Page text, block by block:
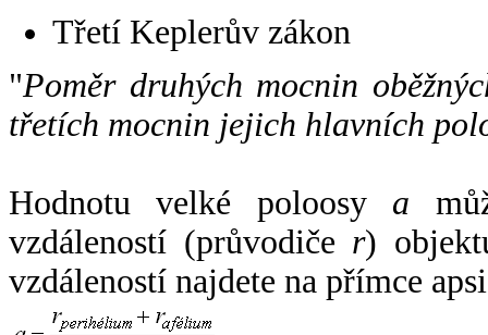
Třetí Keplerův zákon
"Poměr druhých mocnin
třetích mocnin jejich hlavních
Hodnotu velké poloosy a
vzdáleností (průvodiče r)
vzdáleností najdete na přímce